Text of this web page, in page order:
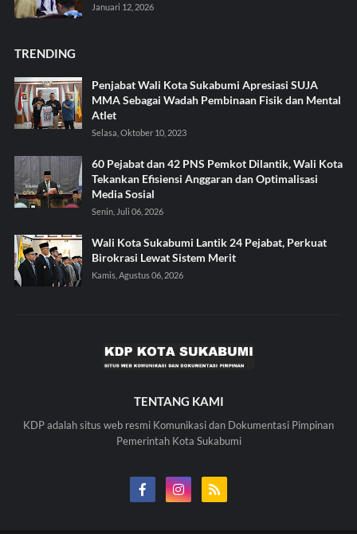
Januari 12, 2026
TRENDING
Penjabat Wali Kota Sukabumi Apresiasi SUJA
MMA Sebagai Wadah Pembinaan Fisik dan Mental
Atlet
Selasa, Oktober 10, 2023
60 Pejabat dan 42 PNS Pemkot Dilantik, Wali Kota
Tekankan Efisiensi Anggaran dan Optimalisasi
Media Sosial
Senin, Juli 06, 2026
Wali Kota Sukabumi Lantik 24 Pejabat, Perkuat
Birokrasi Lewat Sistem Merit
Kamis, Agustus 06, 2026
TENTANG KAMI
KDP adalah situs web resmi Komunikasi dan Dokumentasi Pimpinan
Pemerintah Kota Sukabumi